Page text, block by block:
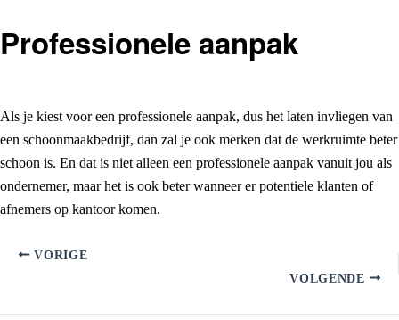
Professionele aanpak
Als je kiest voor een professionele aanpak, dus het laten invliegen van
een schoonmaakbedrijf, dan zal je ook merken dat de werkruimte beter
schoon is. En dat is niet alleen een professionele aanpak vanuit jou als
ondernemer, maar het is ook beter wanneer er potentiele klanten of
afnemers op kantoor komen.
VORIGE
VOLGENDE